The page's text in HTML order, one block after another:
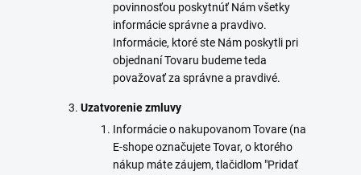
povinnosťou poskytnúť Nám všetky
informácie správne a pravdivo.
Informácie, ktoré ste Nám poskytli pri
objednaní Tovaru budeme teda
považovať za správne a pravdivé.
Uzatvorenie zmluvy
Informácie o nakupovanom Tovare (na
E-shope označujete Tovar, o ktorého
nákup máte záujem, tlačidlom "Pridať